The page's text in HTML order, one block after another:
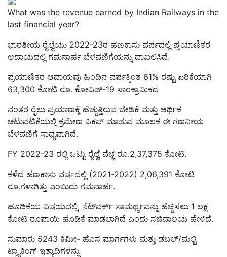
What was the revenue earned by Indian Railways in the
last financial year?
ಭಾರತೀಯ ರೈಲ್ವೆಯು 2022-23ರ ಹಣಕಾಸು ವರ್ಷದಲ್ಲಿ ಪ್ರಯಾಣಿಕರ
ಆದಾಯದಲ್ಲಿ ಗಮನಾರ್ಹ ಬೆಳವಣಿಗೆಯನ್ನು ದಾಖಲಿಸಿದೆ.
ಪ್ರಯಾಣಿಕರ ಆದಾಯವು ಹಿಂದಿನ ವರ್ಷಕ್ಕಿಂತ 61% ರಷ್ಟು ಏರಿಕೆಯಾಗಿ
63,300 ಕೋಟಿ ರೂ. ಕೋವಿಡ್-19 ಸಾಂಕ್ರಾಮಿಕದ
ನಂತರ ರೈಲು ಪ್ರಯಾಣಕ್ಕೆ ಹೆಚ್ಚುತ್ತಿರುವ ಬೇಡಿಕೆ ಮತ್ತು ಆರ್ಥಿಕ
ಚಟುವಟಿಕೆಯಲ್ಲಿ ಕ್ರಮೇಣ ಪಿಕಪ್ ಮಾಡುವ ಮೂಲಕ ಈ ಗಣನೀಯ
ಬೆಳವಣಿಗೆ ಸಾಧ್ಯವಾಗಿದೆ.
FY 2022-23 ರಲ್ಲಿ ಒಟ್ಟು ರೈಲ್ವೆ ವೆಚ್ಚ ರೂ.2,37,375 ಕೋಟಿ.
ಕಳೆದ ಹಣಕಾಸು ವರ್ಷದಲ್ಲಿ (2021-2022) 2,06,391 ಕೋಟಿ
ರೂ.ಗಳಾಗಿತ್ತು ಎಂಬುದು ಗಮನಾರ್ಹ.
ಹೂಡಿಕೆಯ ವಿಷಯದಲ್ಲಿ, ನೆಟ್‌ವರ್ಕ್ ಸಾಮರ್ಥ್ಯವನ್ನು ಹೆಚ್ಚಿಸಲು 1 ಲಕ್ಷ
ಕೋಟಿ ರೂಪಾಯಿ ಹೂಡಿಕೆ ಮಾಡಲಾಗಿದೆ ಎಂದು ಸಚಿವಾಲಯ ಹೇಳಿದೆ.
ಸುಮಾರು 5243 ಕಿಮೀ- ಹೊಸ ಮಾರ್ಗಗಳು ಮತ್ತು ಡಬಲ್/ಮಲ್ಟಿ
ಟ್ರ್ಯಾಕಿಂಗ್ ಇತ್ಯಾದಿಗಳನ್ನು